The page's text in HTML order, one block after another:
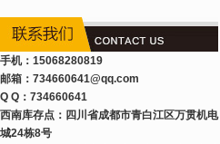
手机：15068280819
邮箱：734660641@qq.com
Q Q：734660641
西南库存点：四川省成都市青白江区万贯机电
城24栋8号